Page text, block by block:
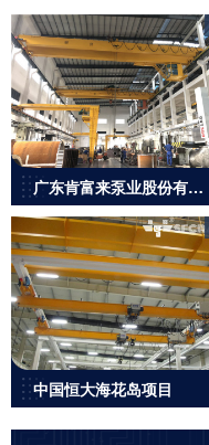
广东肯富来泵业股份有限公司
中国恒大海花岛项目